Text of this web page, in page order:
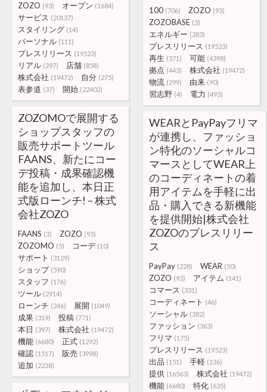
ZOZO (93) オープン (1684)
サービス (20137)
スタイリング (14)
パーソナル (111)
プレスリリース (19523)
リアル (297) 店舗 (858)
株式会社 (19472) 自分 (275)
表参道 (37) 開始 (22402)
100 (706) ZOZO (93)
ZOZOBASE (3)
エネルギー (283)
プレスリリース (19523)
再生 (371) 可能 (4398)
拠点 (443) 株式会社 (19472)
物流 (299) 由来 (90)
習志野 (4) 電力 (493)
ZOZOMOで展開する
ショップスタッフの
販売サポートツール
FAANS、新たにコー
デ投稿・成果確認機
能を追加し、本日正
式版ローンチ! – 株式
会社ZOZO
FAANS (3) ZOZO (93)
ZOZOMO (5) コーデ (10)
サポート (3129)
ショップ (590)
スタッフ (176)
ツール (2914)
ローンチ (246) 展開 (1049)
成果 (319) 投稿 (771)
本日 (397) 株式会社 (19472)
機能 (6680) 正式 (1292)
確認 (1517) 販売 (3998)
追加 (2238)
WEARとPayPayフリマ
が連携し、ファッショ
ン特化のソーシャルコ
マースとしてWEAR上
のコーディネートの着
用アイテムを手軽に出
品・購入できる新機能
を提供開始|株式会社
ZOZOのプレスリリー
ス
PayPay (228) WEAR (50)
ZOZO (93) アイテム (141)
コマース (331)
コーディネート (46)
ソーシャル (282)
ファッション (363)
フリマ (175)
プレスリリース (19523)
出品 (151) 手軽 (136)
提供 (16563) 株式会社 (19472)
機能 (6680) 特化 (635)